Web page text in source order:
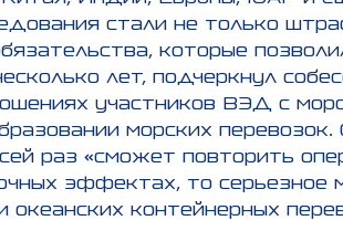
стали не только
которые
лет, подчеркнул
участников ВЭД с
морских
раз «сможет повторить
эффектах, то серьезное
океанских контейнерных